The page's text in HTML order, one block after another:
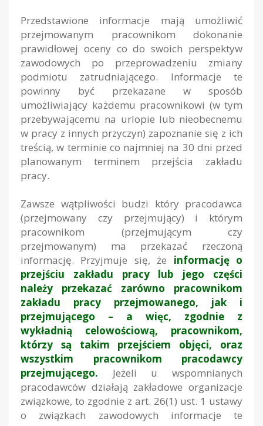
Przedstawione informacje mają umożliwić
przejmowanym pracownikom dokonanie
prawidłowej oceny co do swoich perspektyw
zawodowych po przeprowadzeniu zmiany
podmiotu zatrudniającego. Informacje te
powinny być przekazane w sposób
umożliwiający każdemu pracownikowi (w tym
przebywającemu na urlopie lub nieobecnemu
w pracy z innych przyczyn) zapoznanie się z ich
treścią, w terminie co najmniej na 30 dni przed
planowanym terminem przejścia zakładu
pracy.
Zawsze wątpliwości budzi który pracodawca
(przejmowany czy przejmujący) i którym
pracownikom (przejmującym czy
przejmowanym) ma przekazać rzeczoną
informację. Przyjmuje się, że informację o
przejściu zakładu pracy lub jego części
należy przekazać zarówno pracownikom
zakładu pracy przejmowanego, jak i
przejmującego – a więc, zgodnie z
wykładnią celowościową, pracownikom,
którzy są takim przejściem objęci, oraz
wszystkim pracownikom pracodawcy
przejmującego. Jeżeli u wspomnianych
pracodawców działają zakładowe organizacje
związkowe, to zgodnie z art. 26(1) ust. 1 ustawy
o związkach zawodowych informacje te